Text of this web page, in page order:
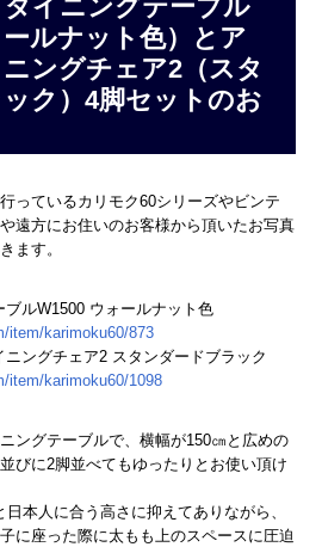
イニングテーブル
ルナット色）とア
ングチェア2（スタ
ク）4脚セットのお
っているカリモク60シリーズやビンテ
遠方にお住いのお客様から頂いたお写真
ます。
ルW1500 ウォールナット色
item/karimoku60/873
ングチェア2 スタンダードブラック
item/karimoku60/1098
ングテーブルで、横幅が150㎝と広めの
びに2脚並べてもゆったりとお使い頂け
本人に合う高さに抑えてありながら、
に座った際に太もも上のスペースに圧迫